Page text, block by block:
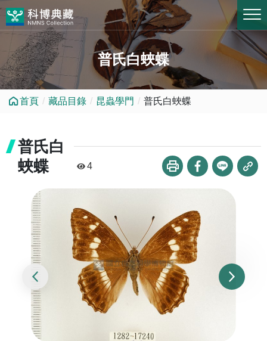
普氏白蛺蝶
首頁 藏品目錄 昆蟲學門 普氏白蛺蝶
普氏白
蛺蝶
4